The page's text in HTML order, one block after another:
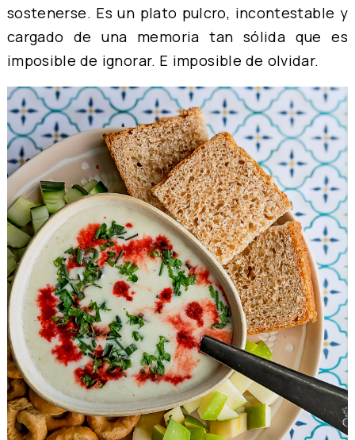
sostenerse. Es un plato pulcro, incontestable y
cargado de una memoria tan sólida que es
imposible de ignorar. E imposible de olvidar.